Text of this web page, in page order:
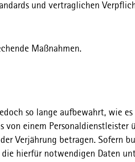
und vertraglichen
Maßnahmen.
so lange aufbewahrt, wie
von einem
Verjährung betragen. Sofern
hierfür notwendigen Daten